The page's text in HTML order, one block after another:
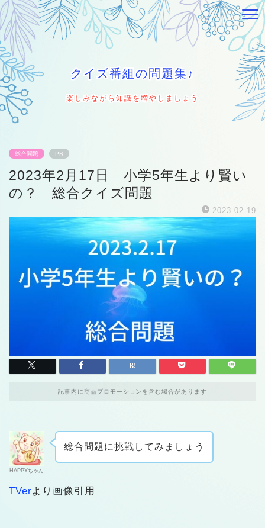
クイズ番組の問題集♪
楽しみながら知識を増やしましょう
総合問題 PR
2023年2月17日 小学5年生より賢い
の？ 総合クイズ問題
2023-02-19
記事内に商品プロモーションを含む場合があります
HAPPYちゃん
総合問題に挑戦してみましょう
TVerより画像引用